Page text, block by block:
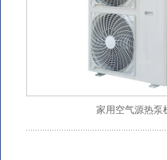
家用空气源热泵